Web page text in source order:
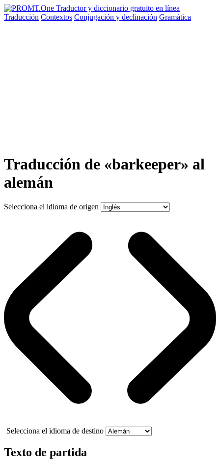
Traducción Contextos Conjugación y declinación Gramática
Traducción de «barkeeper» al
alemán
Selecciona el idioma de origen
Selecciona el idioma de destino
Texto de partida